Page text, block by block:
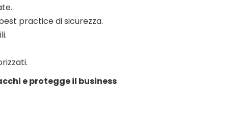
practice di sicurezza.
e protegge il business